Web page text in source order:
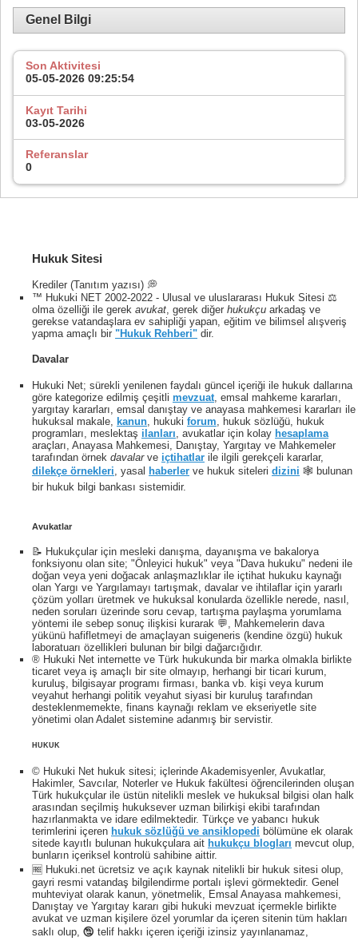
Genel Bilgi
Son Aktivitesi
05-05-2026 09:25:54
Kayıt Tarihi
03-05-2026
Referanslar
0
Hukuk Sitesi
Krediler (Tanıtım yazısı) 💭
™ Hukuki NET 2002-2022 - Ulusal ve uluslararası Hukuk Sitesi ⚖️
olma özelliği ile gerek avukat, gerek diğer hukukçu arkadaş ve
gerekse vatandaşlara ev sahipliği yapan, eğitim ve bilimsel alışveriş
yapma amaçlı bir "Hukuk Rehberi" dir.
Davalar
Hukuki Net; sürekli yenilenen faydalı güncel içeriği ile hukuk dallarına
göre kategorize edilmiş çeşitli mevzuat , emsal mahkeme kararları,
yargıtay kararları, emsal danıştay ve anayasa mahkemesi kararları ile
hukuksal makale, kanun , hukuki forum , hukuk sözlüğü, hukuk
programları, meslektaş ilanları , avukatlar için kolay hesaplama
araçları, Anayasa Mahkemesi, Danıştay, Yargıtay ve Mahkemeler
tarafından örnek davalarve içtihatlar ile ilgili gerekçeli kararlar,
dilekçe örnekleri , yasal haberler ve hukuk siteleri dizini 🕸 bulunan
bir hukuk bilgi bankası sistemidir.
Avukatlar
📝 Hukukçular için mesleki danışma, dayanışma ve bakalorya
fonksiyonu olan site; "Önleyici hukuk" veya "Dava hukuku" nedeni ile
doğan veya yeni doğacak anlaşmazlıklar ile içtihat hukuku kaynağı
olan Yargı ve Yargılamayı tartışmak, davalar ve ihtilaflar için yararlı
çözüm yolları üretmek ve hukuksal konularda özellikle nerede, nasıl,
neden soruları üzerinde soru cevap, tartışma paylaşma yorumlama
yöntemi ile sebep sonuç ilişkisi kurarak 💬, Mahkemelerin dava
yükünü hafifletmeyi de amaçlayan suigeneris (kendine özgü) hukuk
laboratuarı özellikleri bulunan bir bilgi dağarcığıdır.
® Hukuki Net internette ve Türk hukukunda bir marka olmakla birlikte
ticaret veya iş amaçlı bir site olmayıp, herhangi bir ticari kurum,
kuruluş, bilgisayar programı firması, banka vb. kişi veya kurum
veyahut herhangi politik veyahut siyasi bir kuruluş tarafından
desteklenmemekte, finans kaynağı reklam ve ekseriyetle site
yönetimi olan Adalet sistemine adanmış bir servistir.
HUKUK
© Hukuki Net hukuk sitesi; içlerinde Akademisyenler, Avukatlar,
Hakimler, Savcılar, Noterler ve Hukuk fakültesi öğrencilerinden oluşan
Türk hukukçular ile üstün nitelikli meslek ve hukuksal bilgisi olan halk
arasından seçilmiş hukuksever uzman bilirkişi ekibi tarafından
hazırlanmakta ve idare edilmektedir. Türkçe ve yabancı hukuk
terimlerini içeren hukuk sözlüğü ve ansiklopedi bölümüne ek olarak
sitede kayıtlı bulunan hukukçulara ait hukukçu blogları mevcut olup,
bunların içeriksel kontrolü sahibine aittir.
🆓 Hukuki.net ücretsiz ve açık kaynak nitelikli bir hukuk sitesi olup,
gayri resmi vatandaş bilgilendirme portalı işlevi görmektedir. Genel
muhteviyat olarak kanun, yönetmelik, Emsal Anayasa mahkemesi,
Danıştay ve Yargıtay kararı gibi hukuki mevzuat içermekle birlikte
avukat ve uzman kişilere özel yorumlar da içeren sitenin tüm hakları
saklı olup, 🕲 telif hakkı içeren içeriği izinsiz yayınlanamaz,